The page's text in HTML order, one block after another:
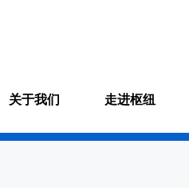
关于我们 走进枢纽